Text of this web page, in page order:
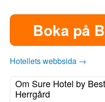
Boka på
Hotellets webbsida →
Om Sure Hotel by
Herrgård